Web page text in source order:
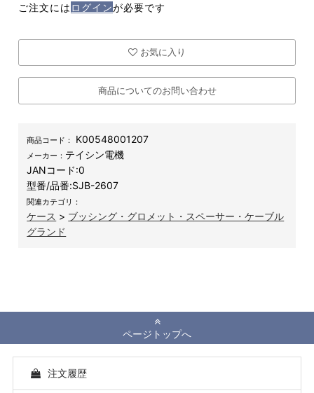
ご注文には ログインが必要です
お気に入り
商品についてのお問い合わせ
商品コード： K00548001207
メーカー： テイシン電機
JANコード:0
型番/品番:SJB-2607
関連カテゴリ：
ケース > ブッシング・グロメット・スペーサー・ケーブル
グランド
ページトップへ
注文履歴